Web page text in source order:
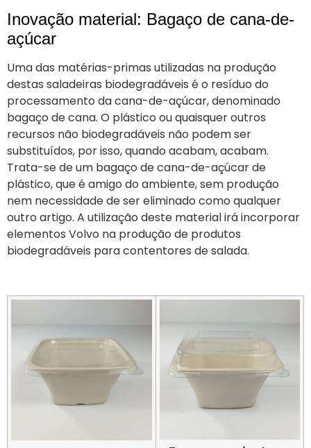
Inovação material: Bagaço de cana-de-
açúcar
Uma das matérias-primas utilizadas na produção
destas saladeiras biodegradáveis é o resíduo do
processamento da cana-de-açúcar, denominado
bagaço de cana. O plástico ou quaisquer outros
recursos não biodegradáveis não podem ser
substituídos, por isso, quando acabam, acabam.
Trata-se de um bagaço de cana-de-açúcar de
plástico, que é amigo do ambiente, sem produção
nem necessidade de ser eliminado como qualquer
outro artigo. A utilização deste material irá incorporar
elementos Volvo na produção de produtos
biodegradáveis para contentores de salada.